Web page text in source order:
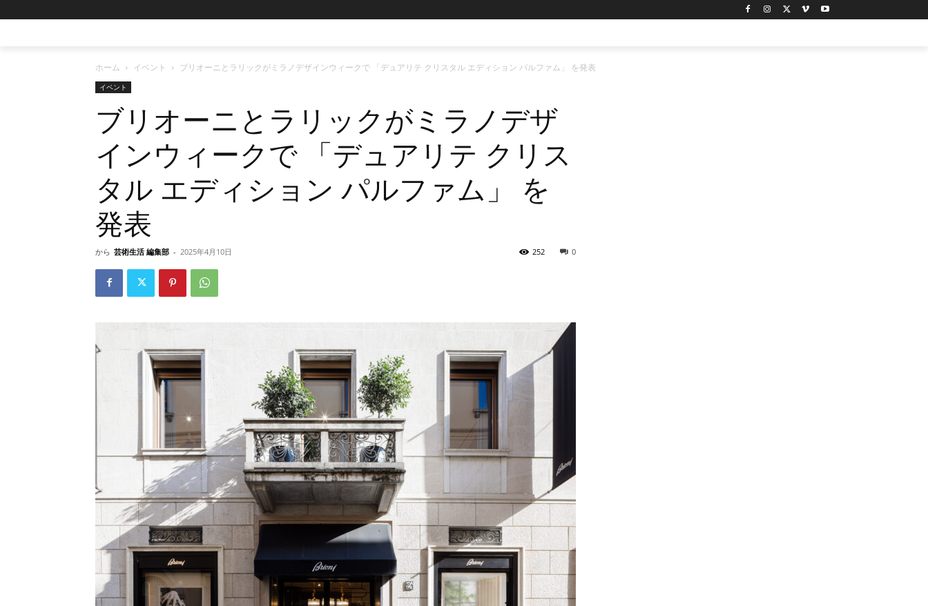
ホーム イベント ブリオーニとラリックがミラノデザインウィークで 「デュアリテ クリスタル エディション パルファム」 を発表
イベント
ブリオーニとラリックがミラノデザ
インウィークで 「デュアリテ クリス
タル エディション パルファム」 を
発表
から 芸術生活 編集部 - 2025年4月10日 0
252